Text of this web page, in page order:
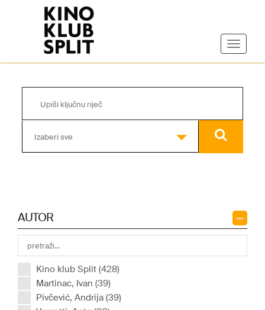
Izaberi sve
AUTOR
Kino klub Split (428)
Martinac, Ivan (39)
Pivčević, Andrija (39)